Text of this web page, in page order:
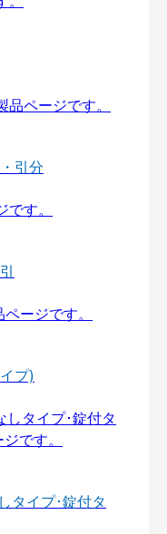
引分
プ)
タイプ･錠付タ